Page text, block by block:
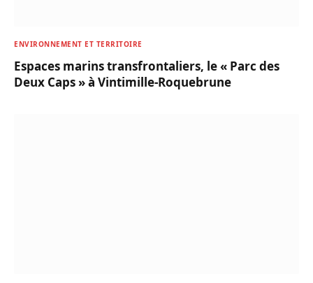
ENVIRONNEMENT ET TERRITOIRE
Espaces marins transfrontaliers, le « Parc des
Deux Caps » à Vintimille-Roquebrune